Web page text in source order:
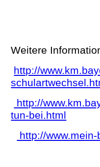
Weitere
http://
http://
tun-bei.html
http://